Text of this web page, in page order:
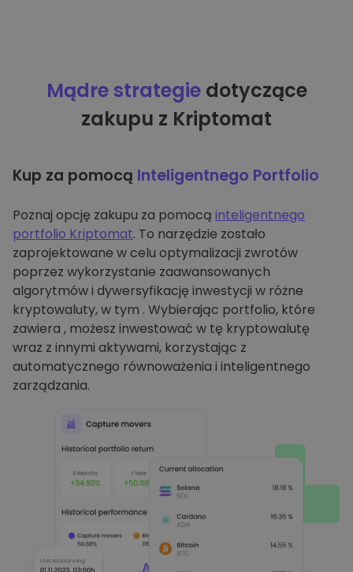
Mądre strategiedotyczące
zakupu z Kriptomat
Kup za pomocą Inteligentnego Portfolio
Poznaj opcję zakupu za pomocą inteligentnego
portfolio Kriptomat. To narzędzie zostało
zaprojektowane w celu optymalizacji zwrotów
poprzez wykorzystanie zaawansowanych
algorytmów i dywersyfikację inwestycji w różne
kryptowaluty, w tym . Wybierając portfolio, które
zawiera , możesz inwestować w tę kryptowalutę
wraz z innymi aktywami, korzystając z
automatycznego równoważenia i inteligentnego
zarządzania.